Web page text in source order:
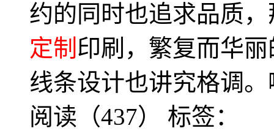
约的同时也追求品质
定制 印刷，繁复而华
线条设计也讲究格调
阅读（437） 标签：